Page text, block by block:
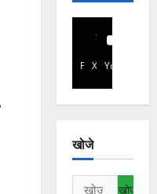
Facebook
X YouTube
खोजे
निम्न